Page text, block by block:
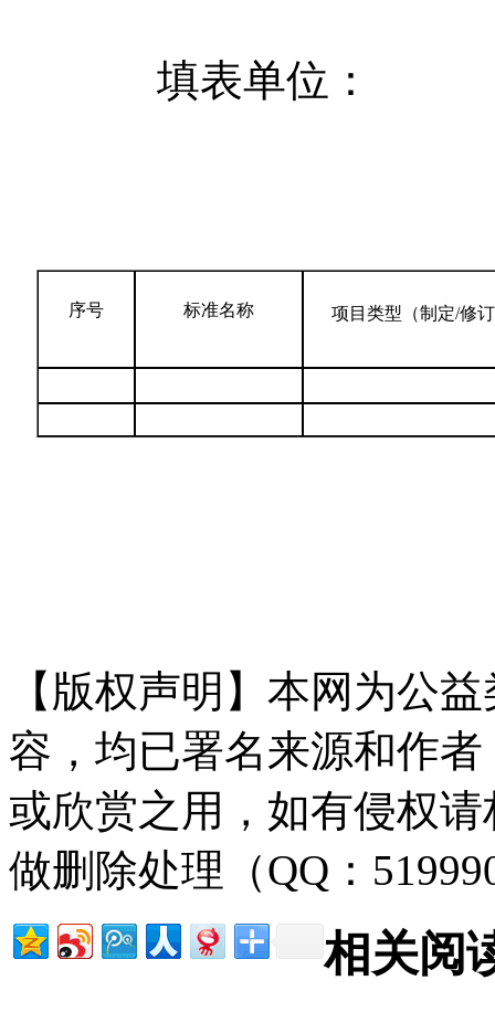
填表单位：
序号 标准名称 项目类型（制定/修
【版权声明】本网为公
容，均已署名来源和作
或欣赏之用，如有侵权
做删除处理（QQ：
相关阅